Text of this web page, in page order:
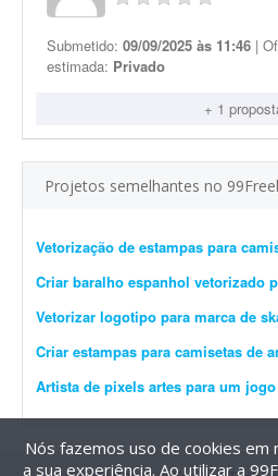
Submetido: 09/09/2025 às 11:46 |
estimada: Privado
+ 1
Projetos semelhantes no
Vetorização de estampas para
Criar baralho espanhol vetorizado
Vetorizar logotipo para marca de
Criar estampas para camisetas de
Artista de pixels artes para um jogo
Nós fazemos uso de cookies
a sua experiência. Ao utilizar a